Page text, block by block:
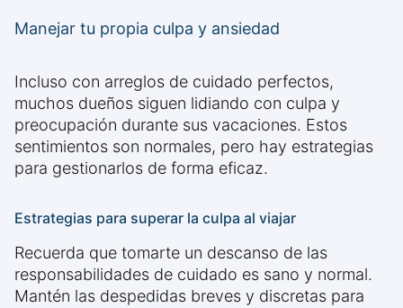
Manejar tu propia culpa y ansiedad
Incluso con arreglos de cuidado perfectos,
muchos dueños siguen lidiando con culpa y
preocupación durante sus vacaciones. Estos
sentimientos son normales, pero hay estrategias
para gestionarlos de forma eficaz.
Estrategias para superar la culpa al viajar
Recuerda que tomarte un descanso de las
responsabilidades de cuidado es sano y normal.
Mantén las despedidas breves y discretas para